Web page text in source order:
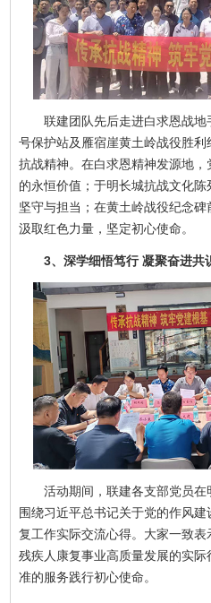
联建团队先后走进白求恩战
号保护站及雁宿崖黄土岭战役胜
抗战精神。在白求恩精神发源地
的永恒价值；于明长城抗战文化
坚守与担当；在黄土岭战役纪念碑
汲取红色力量，坚定初心使命。
3、深学细悟笃行 凝聚奋进共
活动期间，联建各支部党员在
围绕习近平总书记关于党的作风
复工作实际交流心得。大家一致
残疾人康复事业高质量发展的实
准的服务践行初心使命。